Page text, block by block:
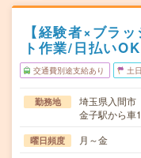
【経験者×ブラ
ト作業/日払いOK
交通費別途支給あり 土
勤務地
埼玉県入間市
金子駅から車
曜日頻度 月～金